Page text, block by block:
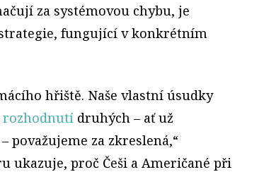
za systémovou chybu, je
fungující v konkrétním
hřiště. Naše vlastní úsudky
rozhodnutí druhých – ať už
považujeme za zkreslená,“
ukazuje, proč Češi a Američané při